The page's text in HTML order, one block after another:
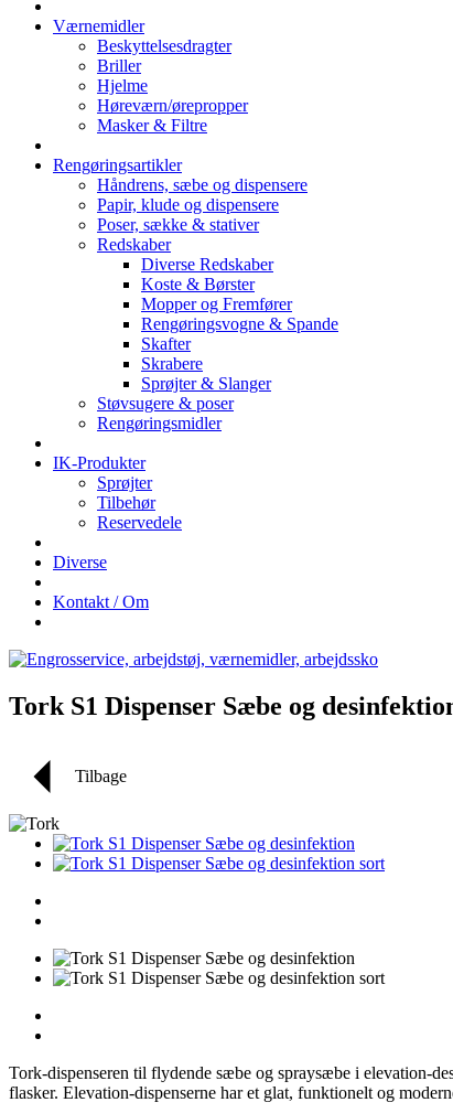
Værnemidler
Beskyttelsesdragter
Briller
Hjelme
Høreværn/ørepropper
Masker & Filtre
Rengøringsartikler
Håndrens, sæbe og dispensere
Papir, klude og dispensere
Poser, sække & stativer
Redskaber
Diverse Redskaber
Koste & Børster
Mopper og Fremfører
Rengøringsvogne & Spande
Skafter
Skrabere
Sprøjter & Slanger
Støvsugere & poser
Rengøringsmidler
IK-Produkter
Sprøjter
Tilbehør
Reservedele
Diverse
Kontakt / Om
Tork S1 Dispenser Sæbe og
Tilbage
Tork-dispenseren til flydende sæbe og spraysæbe i elevation-
flasker. Elevation-dispenserne har et glat, funktionelt og